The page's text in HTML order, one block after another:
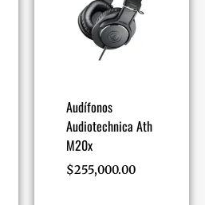
Audífonos
Audiotechnica Ath
M20x
$255,000.00